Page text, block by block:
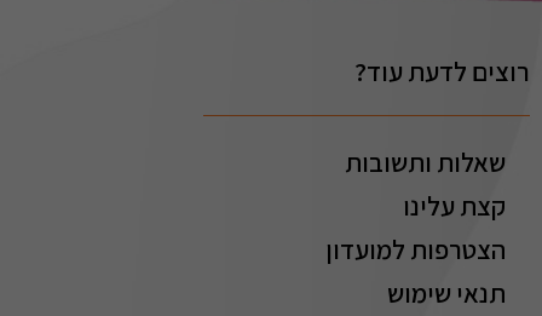
רוצים לדעת עוד?
שאלות ותשובות
קצת עלינו
הצטרפות למועדון
תנאי שימוש